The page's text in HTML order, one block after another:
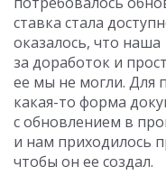
ставка стала
оказалось, что
за доработок и
ее мы не могли. Для
какая-то форма
с обновлением в
и нам приходилось
чтобы он ее создал.